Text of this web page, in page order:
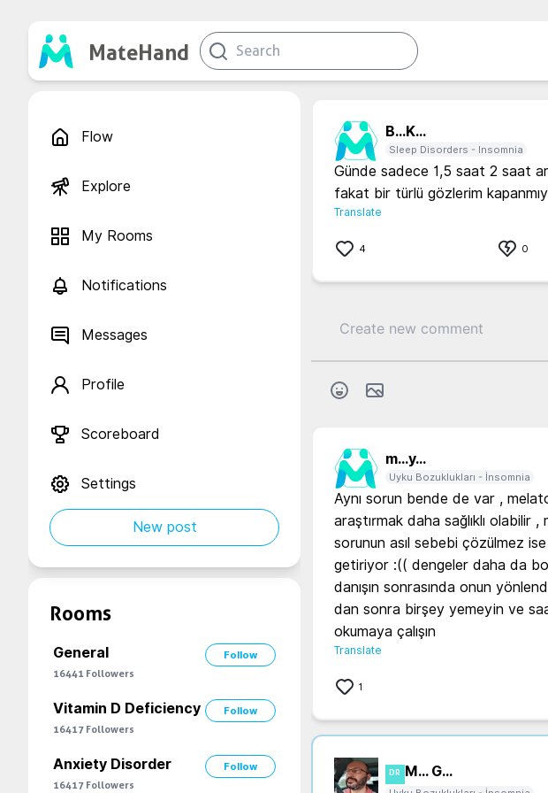
MateHand
Flow
Explore
My Rooms
Notifications
Messages
Profile
Scoreboard
Settings
New post
Rooms
General
Follow
16441 Followers
Vitamin D Deficiency
Follow
16417 Followers
Anxiety Disorder
Follow
16417 Followers
B...K...
Sleep Disorders - Insomnia
Günde sadece 1,5 saat 2 saat
fakat bir türlü gözlerim
Translate
4 0
m...y...
Uyku Bozuklukları - İnsomnia
Aynı sorun bende de var ,
araştırmak daha sağlıklı olabilir
sorunun asıl sebebi çözülmez
getiriyor :(( dengeler daha da
danışın sonrasında onun
dan sonra birşey yemeyin ve
okumaya çalışın
Translate
1
DR M... G...